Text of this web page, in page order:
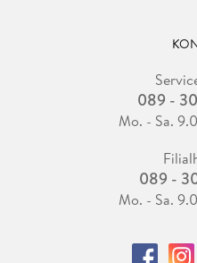
089 -
Mo. - Sa.
089 -
Mo. - Sa.